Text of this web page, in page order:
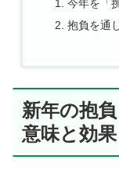
今年を「
抱負を通
新年の抱
意味と効果